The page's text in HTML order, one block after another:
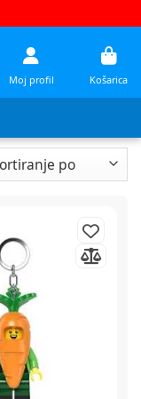
Moj profil Košarica